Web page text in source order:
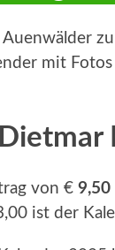
mit
Dietmar
von € 9,50
ist der